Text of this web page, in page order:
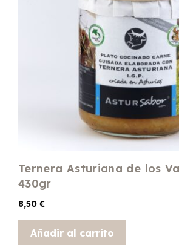
Ternera Asturiana de los
430gr
8,50 €
Añadir al carrito